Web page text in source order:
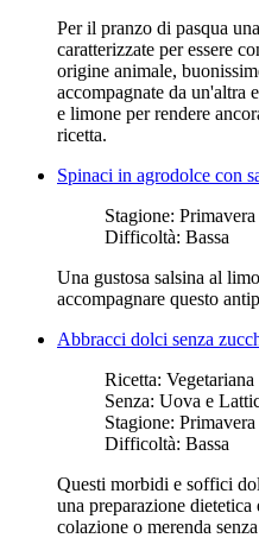
Per il pranzo di pasqua
caratterizzate per essere
origine animale,
accompagnate da un'altra
e limone per rendere
ricetta.
Spinaci in agrodolce con
Stagione: Primavera
Difficoltà: Bassa
Una gustosa salsina al
accompagnare questo
Abbracci dolci senza
Ricetta: Vegetariana
Senza: Uova e
Stagione: Primavera
Difficoltà: Bassa
Questi morbidi e soffici
una preparazione
colazione o merenda